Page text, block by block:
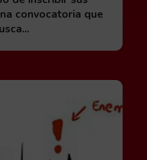
convocatoria que
accesibles: